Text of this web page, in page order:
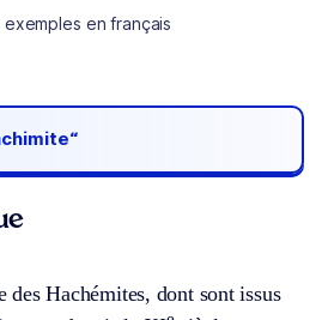
en français
Hachémites, dont sont issus